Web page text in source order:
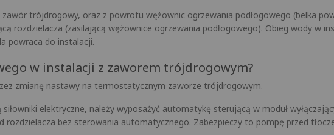
trójdrogowy, oraz z powrotu wężownic ogrzewania podłogowego (belka
rozdzielacza (zasilającą wężownice ogrzewania podłogowego). Obieg wody w
powraca do instalacji.
w instalacji z zaworem trójdrogowym?
zmianę nastawy na termostatycznym zaworze trójdrogowym.
elektryczne, należy wyposażyć automatykę sterującą w moduł
bez sterowania automatycznego. Zabezpieczy to pompę przed